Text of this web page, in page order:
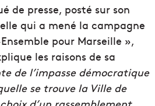
de presse, posté sur son
qui a mené la campagne
pour Marseille »,
les raisons de sa
de l’impasse démocratique
se trouve la Ville de